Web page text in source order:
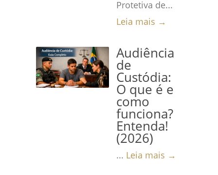
Protetiva de...
Leia mais →
Audiência
de
Custódia:
O que é e
como
funciona?
Entenda!
(2026)
... Leia mais →